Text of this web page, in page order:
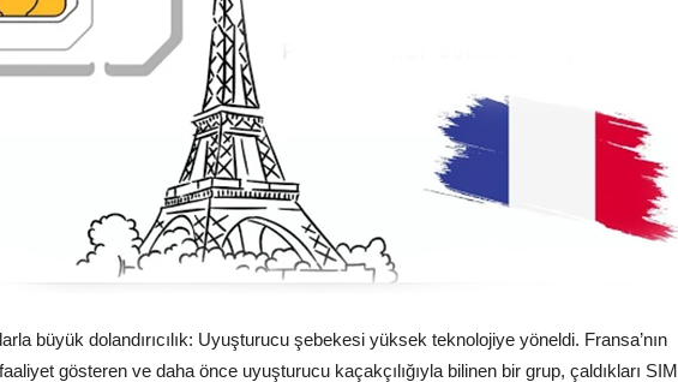
büyük dolandırıcılık: Uyuşturucu şebekesi yüksek teknolojiye yöneldi. Fransa’nın
gösteren ve daha önce uyuşturucu kaçakçılığıyla bilinen bir grup, çaldıkları SIM